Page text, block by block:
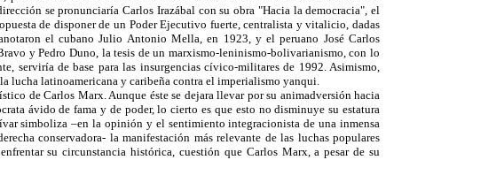
se pronunciaría Carlos Irazábal con su obra "Hacia la democracia", el
de disponer de un Poder Ejecutivo fuerte, centralista y vitalicio, dadas
el cubano Julio Antonio Mella, en 1923, y el peruano José Carlos
y Pedro Duno, la tesis de un marxismo-leninismo-bolivarianismo, con lo
serviría de base para las insurgencias cívico-militares de 1992. Asimismo,
lucha latinoamericana y caribeña contra el imperialismo yanqui.
de Carlos Marx. Aunque éste se dejara llevar por su animadversión hacia
ávido de fama y de poder, lo cierto es que esto no disminuye su estatura
simboliza –en la opinión y el sentimiento integracionista de una inmensa
conservadora- la manifestación más relevante de las luchas populares
su circunstancia histórica, cuestión que Carlos Marx, a pesar de su